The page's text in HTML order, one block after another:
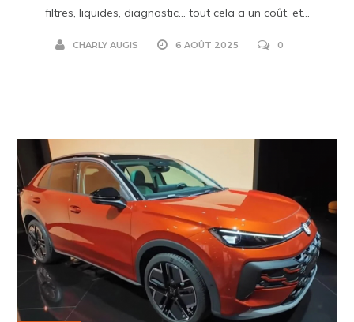
filtres, liquides, diagnostic… tout cela a un coût, et...
CHARLY AUGIS 6 AOÛT 2025 0